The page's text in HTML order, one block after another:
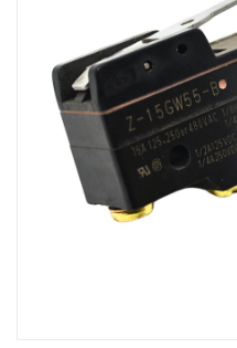
Alles om te Frezen |
Alles om te Draaien |
Alles om te Zagen |